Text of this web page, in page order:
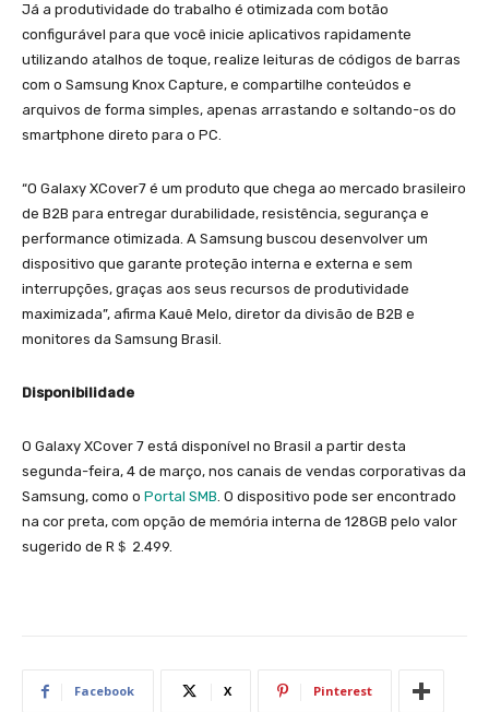
Já a produtividade do trabalho é otimizada com botão
configurável para que você inicie aplicativos rapidamente
utilizando atalhos de toque, realize leituras de códigos de barras
com o Samsung Knox Capture, e compartilhe conteúdos e
arquivos de forma simples, apenas arrastando e soltando-os do
smartphone direto para o PC.
“O Galaxy XCover7 é um produto que chega ao mercado brasileiro
de B2B para entregar durabilidade, resistência, segurança e
performance otimizada. A Samsung buscou desenvolver um
dispositivo que garante proteção interna e externa e sem
interrupções, graças aos seus recursos de produtividade
maximizada”, afirma Kauê Melo, diretor da divisão de B2B e
monitores da Samsung Brasil.
Disponibilidade
O Galaxy XCover 7 está disponível no Brasil a partir desta
segunda-feira, 4 de março, nos canais de vendas corporativas da
Samsung, como o Portal SMB. O dispositivo pode ser encontrado
na cor preta, com opção de memória interna de 128GB pelo valor
sugerido de R＄ 2.499.
Facebook X Pinterest